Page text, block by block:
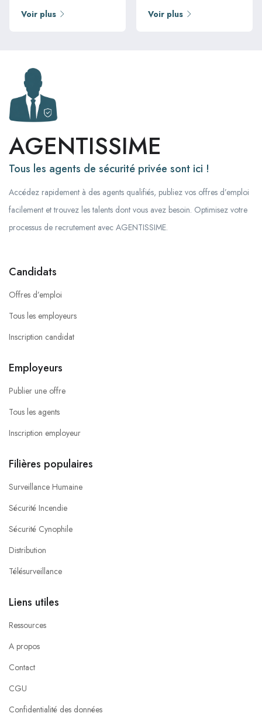
Voir plus Voir plus
AGENTISSIME
Tous les agents de sécurité privée sont ici !
Accédez rapidement à des agents qualifiés, publiez vos offres d’emploi
facilement et trouvez les talents dont vous avez besoin. Optimisez votre
processus de recrutement avec AGENTISSIME.
Candidats
Offres d’emploi
Tous les employeurs
Inscription candidat
Employeurs
Publier une offre
Tous les agents
Inscription employeur
Filières populaires
Surveillance Humaine
Sécurité Incendie
Sécurité Cynophile
Distribution
Télésurveillance
Liens utiles
Ressources
A propos
Contact
CGU
Confidentialité des données